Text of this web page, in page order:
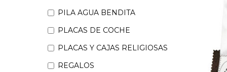
PILA AGUA BENDITA
PLACAS DE COCHE
PLACAS Y CAJAS RELIGIOSAS
REGALOS